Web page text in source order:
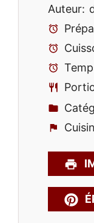
Auteur: